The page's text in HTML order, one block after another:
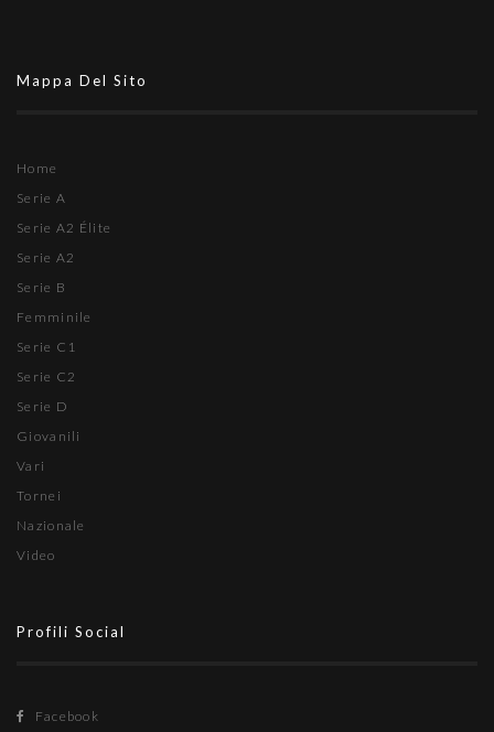
Mappa Del Sito
Home
Serie A
Serie A2 Élite
Serie A2
Serie B
Femminile
Serie C1
Serie C2
Serie D
Giovanili
Vari
Tornei
Nazionale
Video
Profili Social
Facebook